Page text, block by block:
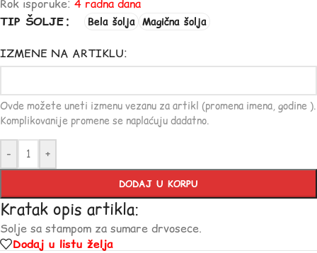
Rok isporuke: 4 radna dana
TIP ŠOLJE
Bela šolja Magična šolja
IZMENE NA ARTIKLU:
Ovde možete uneti izmenu vezanu za artikl (promena imena, godine ).
Komplikovanije promene se naplaćuju dadatno.
- +
DODAJ U KORPU
Kratak opis artikla:
Solje sa stampom za sumare drvosece.
Dodaj u listu želja